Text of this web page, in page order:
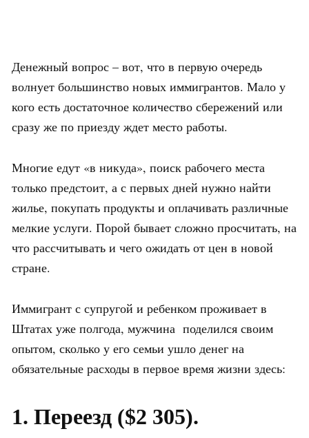
Денежный вопрос – вот, что в первую очередь
волнует большинство новых иммигрантов. Мало у
кого есть достаточное количество сбережений или
сразу же по приезду ждет место работы.
Многие едут «в никуда», поиск рабочего места
только предстоит, а с первых дней нужно найти
жилье, покупать продукты и оплачивать различные
мелкие услуги. Порой бывает сложно просчитать, на
что рассчитывать и чего ожидать от цен в новой
стране.
Иммигрант с супругой и ребенком проживает в
Штатах уже полгода, мужчина поделился своим
опытом, сколько у его семьи ушло денег на
обязательные расходы в первое время жизни здесь:
1. Переезд ($2 305).